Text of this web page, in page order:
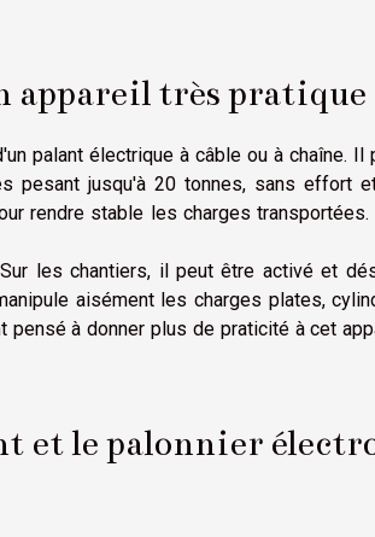
appareil très pratique
palant électrique à câble ou à chaîne. Il
pesant jusqu'à 20 tonnes, sans effort
rendre stable les charges
les chantiers, il peut être activé et
aisément les charges plates,
à donner plus de praticité à cet
et le palonnier